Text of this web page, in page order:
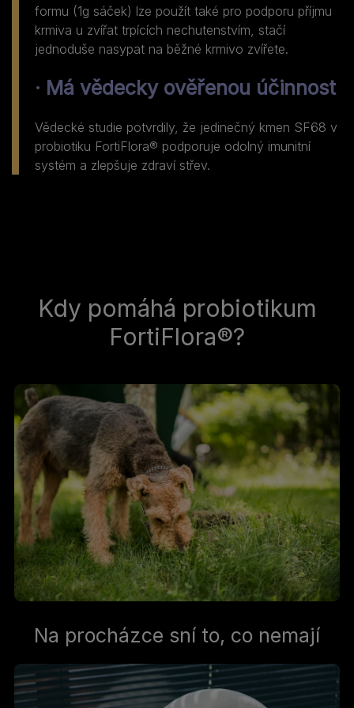
formu (1g sáček) lze použít také pro podporu příjmu
krmiva u zvířat trpících nechutenstvím, stačí
jednoduše nasypat na běžné krmivo zvířete.
· Má vědecky ověřenou účinnost
Vědecké studie potvrdily, že jedinečný kmen SF68 v
probiotiku FortiFlora® podporuje odolný imunitní
systém a zlepšuje zdraví střev.
Kdy pomáhá probiotikum
FortiFlora®?
Na procházce sní to, co nemají